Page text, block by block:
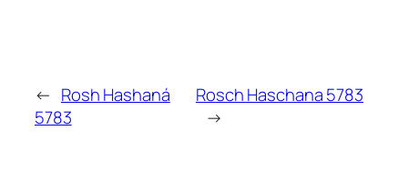
← Rosh Hashaná
5783
Rosch Haschana 5783
→